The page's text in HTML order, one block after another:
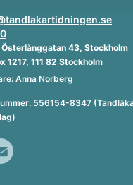
43, Stockholm
1217, 111 82 Stockholm
Anna Norberg
556154-8347